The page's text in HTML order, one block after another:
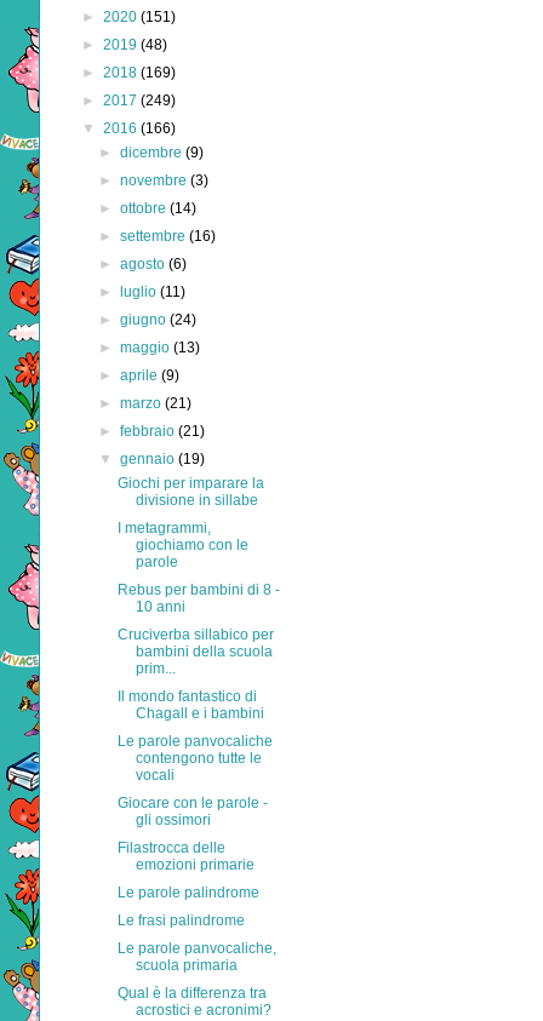
► 2020 (151)
► 2019 (48)
► 2018 (169)
► 2017 (249)
▼ 2016 (166)
►dicembre(9)
►novembre(3)
►ottobre(14)
►settembre(16)
►agosto(6)
►
luglio(11)
►giugno(24)
►maggio(13)
►aprile(9)
►marzo(21)
►febbraio(21)
▼gennaio(19)
Giochi per imparare la
divisione in sillabe
I metagrammi,
giochiamo con le
parole
Rebus per bambini di 8 -
10 anni
Cruciverba sillabico per
bambini della scuola
prim...
Il mondo fantastico di
Chagall e i bambini
Le parole panvocaliche
contengono tutte le
vocali
Giocare con le parole -
gli ossimori
Filastrocca delle
emozioni primarie
Le parole palindrome
Le frasi palindrome
Le parole panvocaliche,
scuola primaria
Qual è la differenza tra
acrostici e acronimi?